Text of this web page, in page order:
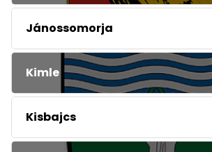
Jánossomorja
Kimle
Kisbajcs